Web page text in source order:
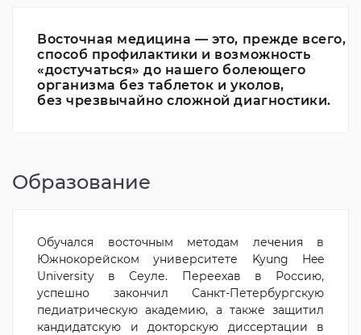
Восточная медицина — это, прежде всего,
способ профилактики и возможность
«достучаться» до нашего болеющего
организма без таблеток и уколов,
без чрезвычайно сложной диагностики.
Образование
Обучался восточным методам лечения в
Южнокорейском университете Kyung Hee
University в Сеуле. Переехав в Россию,
успешно закончил Санкт-Петербургскую
педиатрическую академию, а также защитил
кандидатскую и докторскую диссертации в